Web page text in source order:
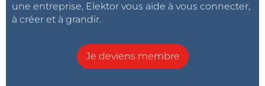
une entreprise, Elektor vous aide à vous connecter,
à créer et à grandir.
Je deviens membre